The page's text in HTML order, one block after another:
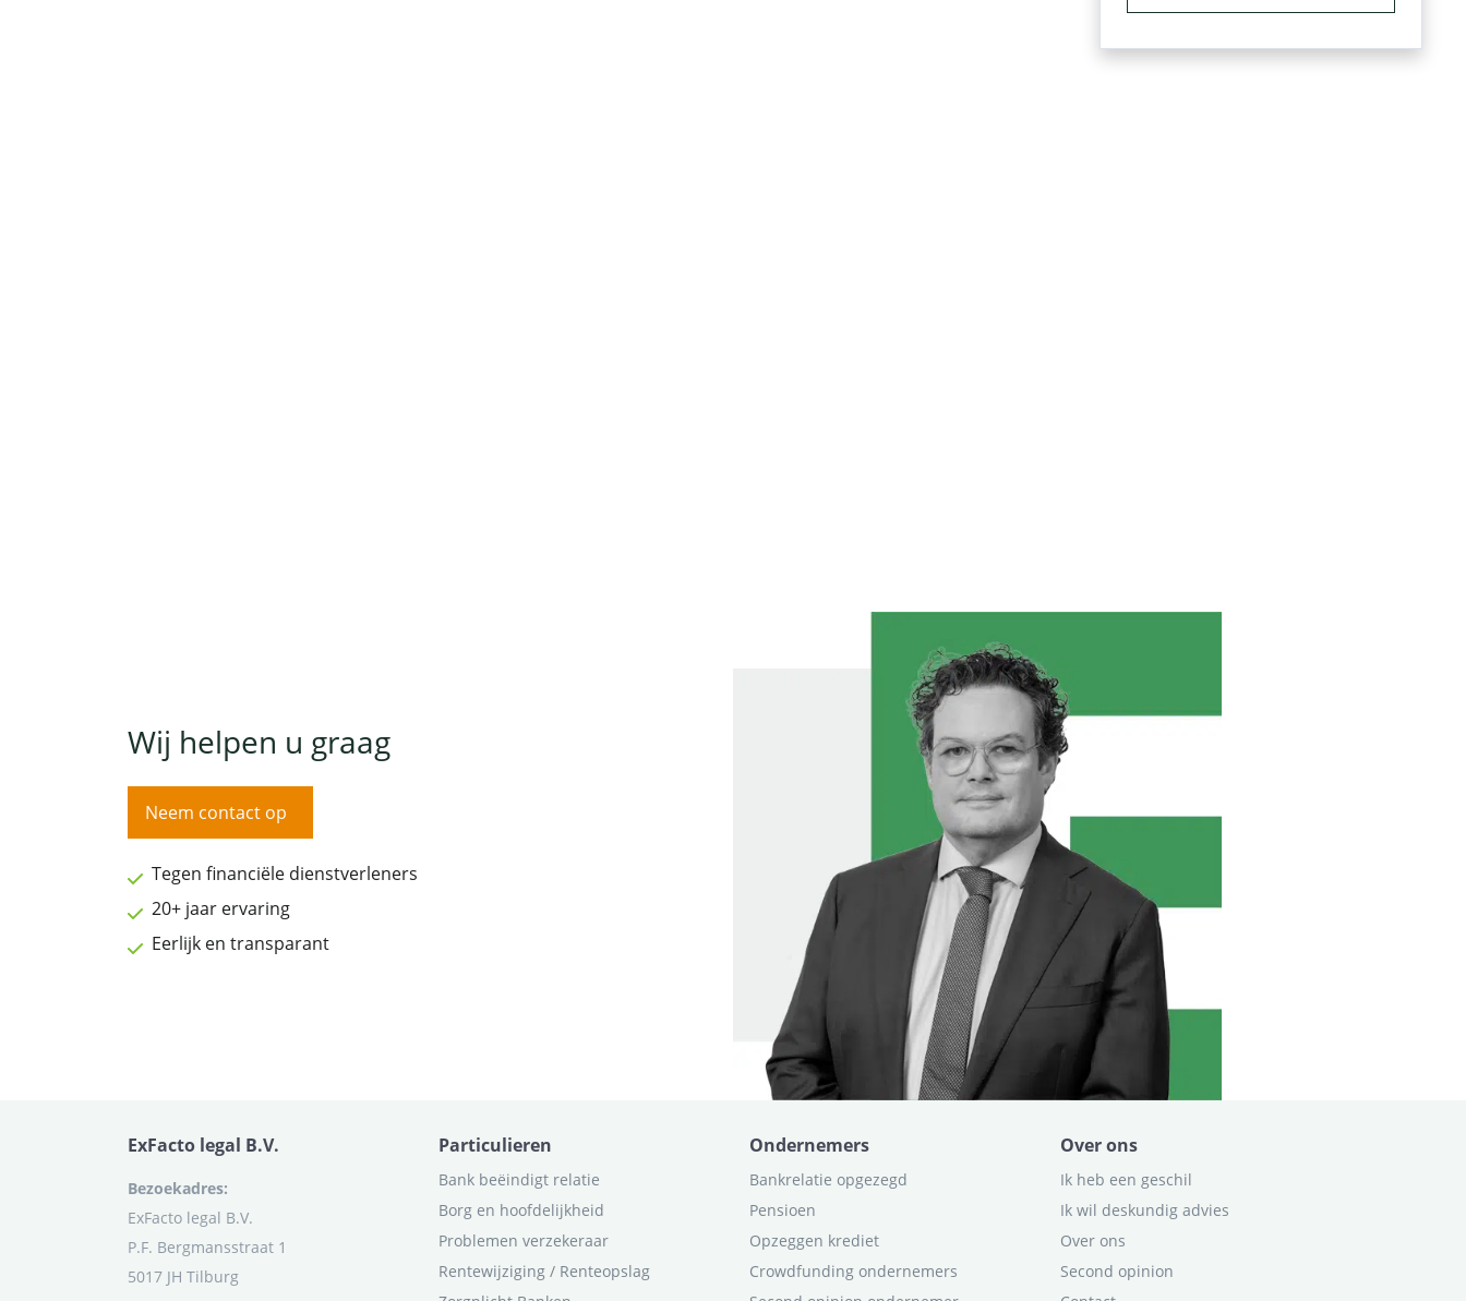
Wij helpen u graag
Neem contact op
Tegen financiële dienstverleners
20+ jaar ervaring
Eerlijk en transparant
ExFacto legal B.V.
Bezoekadres:
ExFacto legal B.V.
P.F. Bergmansstraat 1
5017 JH Tilburg
Particulieren
Bank beëindigt relatie
Borg en hoofdelijkheid
Problemen verzekeraar
Rentewijziging / Renteopslag
Ondernemers
Bankrelatie opgezegd
Pensioen
Opzeggen krediet
Crowdfunding ondernemers
Over ons
Ik heb een geschil
Ik wil deskundig advies
Over ons
Second opinion